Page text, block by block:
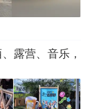
露营、音乐，